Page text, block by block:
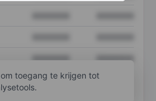
XXXXXXX
XXXXXXX
om toegang te krijgen tot